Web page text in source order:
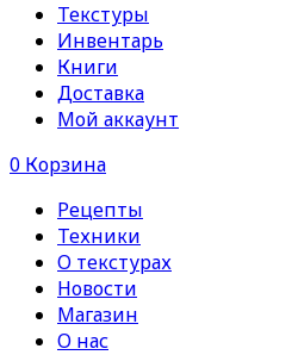
Текстуры
Инвентарь
Книги
Доставка
Мой аккаунт
0 Корзина
Рецепты
Техники
О текстурах
Новости
Магазин
О нас